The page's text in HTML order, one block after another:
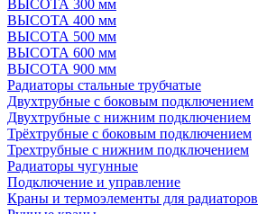
ВЫСОТА 300 мм
ВЫСОТА 400 мм
ВЫСОТА 500 мм
ВЫСОТА 600 мм
ВЫСОТА 900 мм
Радиаторы стальные трубчатые
Двухтрубные с боковым подключением
Двухтрубные с нижним подключением
Трёхтрубные с боковым подключением
Трехтрубные с нижним подключением
Радиаторы чугунные
Подключение и управление
Краны и термоэлементы для радиаторов